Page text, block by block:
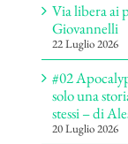
Via libera ai
Giovannelli
22 Luglio 2026
#02
solo una
stessi – di
20 Luglio 2026